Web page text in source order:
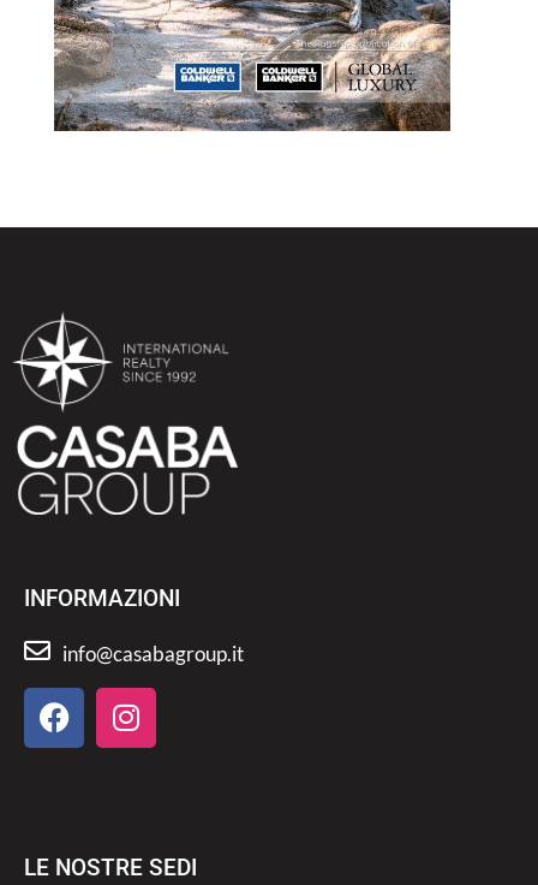
INFORMAZIONI
info@casabagroup.it
LE NOSTRE SEDI